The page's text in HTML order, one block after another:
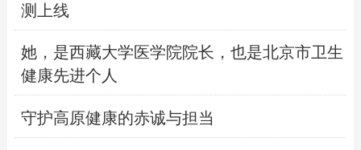
测上线
她，是西藏大学医学院院长，也是北京市卫生
健康先进个人
守护高原健康的赤诚与担当